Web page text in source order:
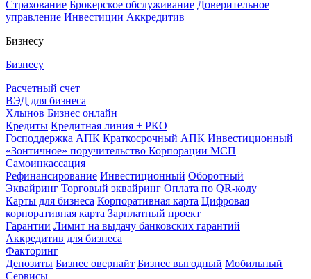
Страхование Брокерское обслуживание Доверительное
управление Инвестиции Аккредитив
Бизнесу
Бизнесу
Расчетный счет
ВЭД для бизнеса
Хлынов Бизнес онлайн
Кредиты Кредитная линия + РКО
Господдержка АПК Краткосрочный АПК Инвестиционный
«Зонтичное» поручительство Корпорации МСП
Самоинкассация
Рефинансирование Инвестиционный Оборотный
Эквайринг Торговый эквайринг Оплата по QR-коду
Карты для бизнеса Корпоративная карта Цифровая
корпоративная карта Зарплатный проект
Гарантии Лимит на выдачу банковских гарантий
Аккредитив для бизнеса
Факторинг
Депозиты Бизнес овернайт Бизнес выгодный Мобильный
Сервисы